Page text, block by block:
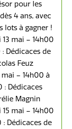
pour les
4 ans, avec
lots à gagner !
mai – 14h00
Dédicaces de
Feuz
mai – 14h00 à
: Dédicaces
Magnin
15 mai – 14h00
Dédicaces de